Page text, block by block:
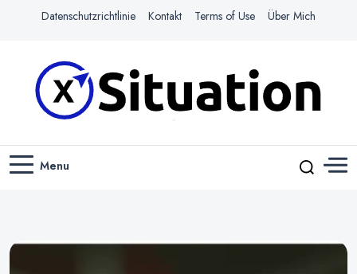
Datenschutzrichtlinie Kontakt Terms of Use Über Mich
X-SITUATION
Menu